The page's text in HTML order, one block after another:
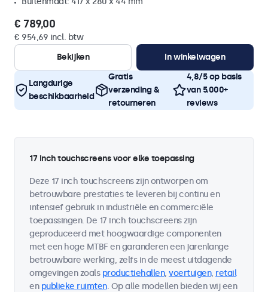
€ 789,00
€ 954,69 incl. btw
Bekijken
In winkelwagen
Langdurige
beschikbaarheid
Gratis
verzending &
retourneren
4,8/5 op basis
van 5.000+
reviews
17 inch touchscreens voor elke toepassing
Deze 17 inch touchscreens zijn ontworpen om
betrouwbare prestaties te leveren bij continu en
intensief gebruik in industriële en commerciële
toepassingen. De 17 inch touchscreens zijn
geproduceerd met hoogwaardige componenten
met een hoge MTBF en garanderen een jarenlange
betrouwbare werking, zelfs in de meest uitdagende
omgevingen zoals productiehallen, voertuigen, retail
en publieke ruimten. Op alle modellen bieden wij een